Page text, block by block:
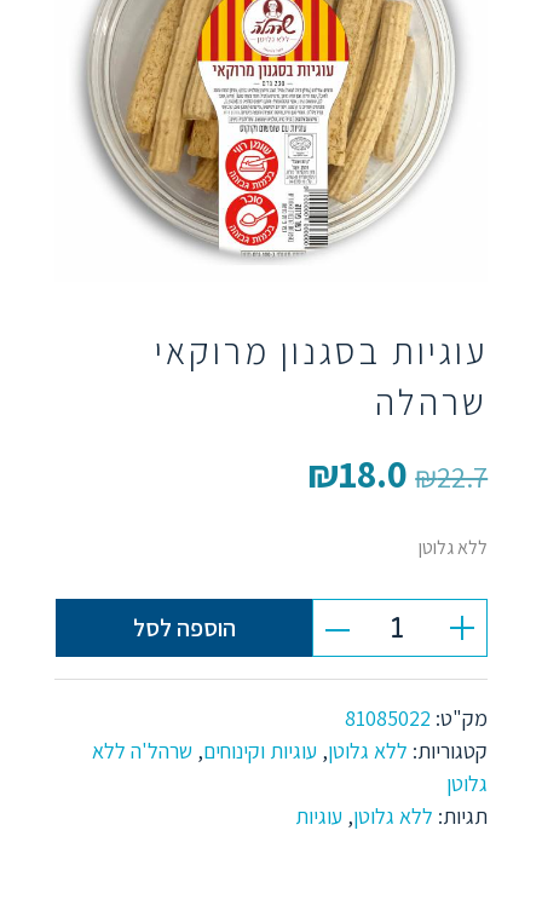
עוגיות בסגנון מרוקאי
שרהלה
₪22.7
המחיר
₪22.7.
₪18.0
המחיר
₪18.0.
ללא גלוטן
כמות
של
עוגיות
הוספה לסל
מק"ט: 81085022
קטגוריות: ללא גלוטן, עוגיות וקינוחים, שרהל'ה ללא
גלוטן
תגיות: ללא גלוטן, עוגיות